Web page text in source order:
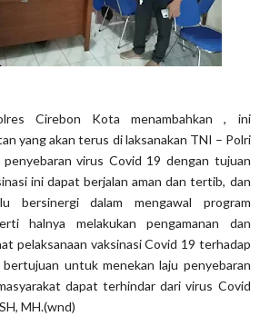
Cirebon Kota menambahkan , ini
yang akan terus di laksanakan TNI – Polri
penyebaran virus Covid 19 dengan tujuan
ini dapat berjalan aman dan tertib, dan
bersinergi dalam mengawal program
halnya melakukan pengamanan dan
pelaksanaan vaksinasi Covid 19 terhadap
bertujuan untuk menekan laju penyebaran
dapat terhindar dari virus Covid
MH.(wnd)